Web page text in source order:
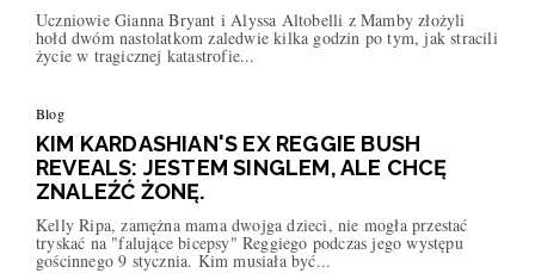
Uczniowie Gianna Bryant i Alyssa Altobelli z Mamby złożyli
hołd dwóm nastolatkom zaledwie kilka godzin po tym, jak stracili
życie w tragicznej katastrofie...
Blog
KIM KARDASHIAN'S EX REGGIE BUSH
REVEALS: JESTEM SINGLEM, ALE CHCĘ
ZNALEŹĆ ŻONĘ.
Kelly Ripa, zamężna mama dwojga dzieci, nie mogła przestać
tryskać na "falujące bicepsy" Reggiego podczas jego występu
gościnnego 9 stycznia. Kim musiała być...